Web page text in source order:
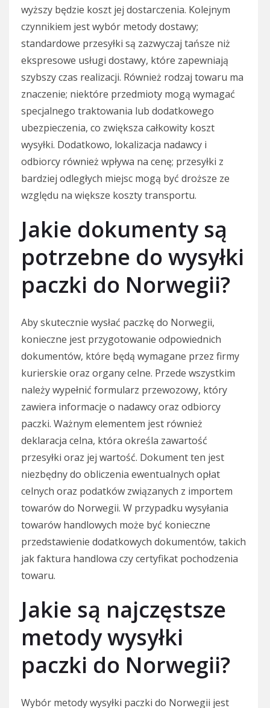
wyższy będzie koszt jej dostarczenia. Kolejnym
czynnikiem jest wybór metody dostawy;
standardowe przesyłki są zazwyczaj tańsze niż
ekspresowe usługi dostawy, które zapewniają
szybszy czas realizacji. Również rodzaj towaru ma
znaczenie; niektóre przedmioty mogą wymagać
specjalnego traktowania lub dodatkowego
ubezpieczenia, co zwiększa całkowity koszt
wysyłki. Dodatkowo, lokalizacja nadawcy i
odbiorcy również wpływa na cenę; przesyłki z
bardziej odległych miejsc mogą być droższe ze
względu na większe koszty transportu.
Jakie dokumenty są
potrzebne do wysyłki
paczki do Norwegii?
Aby skutecznie wysłać paczkę do Norwegii,
konieczne jest przygotowanie odpowiednich
dokumentów, które będą wymagane przez firmy
kurierskie oraz organy celne. Przede wszystkim
należy wypełnić formularz przewozowy, który
zawiera informacje o nadawcy oraz odbiorcy
paczki. Ważnym elementem jest również
deklaracja celna, która określa zawartość
przesyłki oraz jej wartość. Dokument ten jest
niezbędny do obliczenia ewentualnych opłat
celnych oraz podatków związanych z importem
towarów do Norwegii. W przypadku wysyłania
towarów handlowych może być konieczne
przedstawienie dodatkowych dokumentów, takich
jak faktura handlowa czy certyfikat pochodzenia
towaru.
Jakie są najczęstsze
metody wysyłki
paczki do Norwegii?
Wybór metody wysyłki paczki do Norwegii jest